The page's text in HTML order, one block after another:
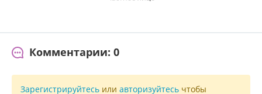
Комментарии: 0
Зарегистрируйтесь или авторизуйтесь чтобы